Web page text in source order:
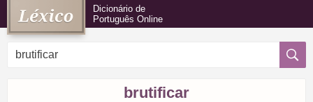
Dicionário de
Português Online
brutificar